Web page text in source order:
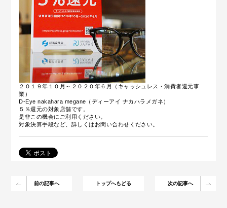
２０１９年１０月～２０２０年６月（キャッシュレス・消費者還元事
業）
D-Eye nakahara megane（ディーアイ ナカハラメガネ）
５％還元の対象店舗です。
是非この機会にご利用ください。
対象決算手段など、詳しくはお問い合わせください。
前の記事へ トップへもどる 次の記事へ